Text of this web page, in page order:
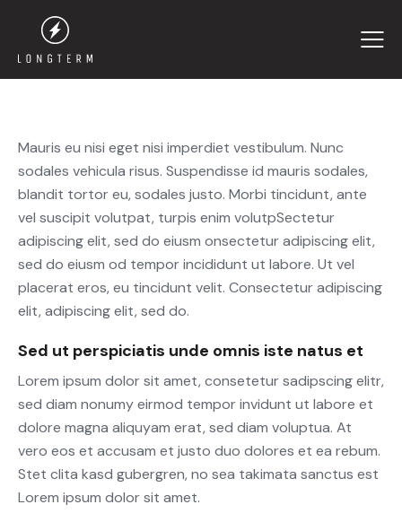
Mauris eu nisi eget nisi imperdiet vestibulum. Nunc
sodales vehicula risus. Suspendisse id mauris sodales,
blandit tortor eu, sodales justo. Morbi tincidunt, ante
vel suscipit volutpat, turpis enim volutpSectetur
adipiscing elit, sed do eiusm onsectetur adipiscing elit,
sed do eiusm od tempor incididunt ut labore. Ut vel
placerat eros, eu tincidunt velit. Consectetur adipiscing
elit, adipiscing elit, sed do.
Sed ut perspiciatis unde omnis iste natus et
Lorem ipsum dolor sit amet, consetetur sadipscing elitr,
sed diam nonumy eirmod tempor invidunt ut labore et
dolore magna aliquyam erat, sed diam voluptua. At
vero eos et accusam et justo duo dolores et ea rebum.
Stet clita kasd gubergren, no sea takimata sanctus est
Lorem ipsum dolor sit amet.